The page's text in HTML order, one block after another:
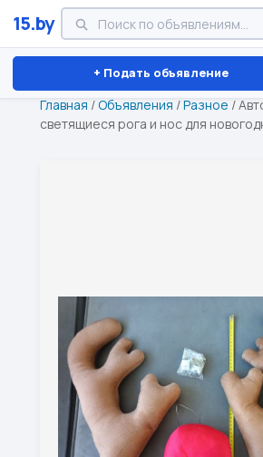
15.by
+ Подать объявление
Минск Витебск Брест ⏱
Главная /Объявления /Разное /
светящиеся рога и нос для